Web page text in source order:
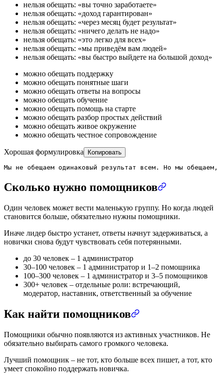
нельзя обещать: «вы точно заработаете»
нельзя обещать: «доход гарантирован»
нельзя обещать: «через месяц будет результат»
нельзя обещать: «ничего делать не надо»
нельзя обещать: «это легко для всех»
нельзя обещать: «мы приведём вам людей»
нельзя обещать: «вы быстро выйдете на большой доход»
можно обещать поддержку
можно обещать понятные шаги
можно обещать ответы на вопросы
можно обещать обучение
можно обещать помощь на старте
можно обещать разбор простых действий
можно обещать живое окружение
можно обещать честное сопровождение
Хорошая формулировка Копировать
Мы не обещаем одинаковый результат всем. Но мы
Сколько нужно помощников
Один человек может вести маленькую группу. Но когда людей
становится больше, обязательно нужны помощники.
Иначе лидер быстро устанет, ответы начнут задерживаться, а
новички снова будут чувствовать себя потерянными.
до 30 человек – 1 администратор
30–100 человек – 1 администратор и 1–2 помощника
100–300 человек – 1 администратор и 3–5 помощников
300+ человек – отдельные роли: встречающий,
модератор, наставник, ответственный за обучение
Как найти помощников
Помощники обычно появляются из активных участников. Не
обязательно выбирать самого громкого человека.
Лучший помощник – не тот, кто больше всех пишет, а тот, кто
умеет спокойно поддержать новичка.